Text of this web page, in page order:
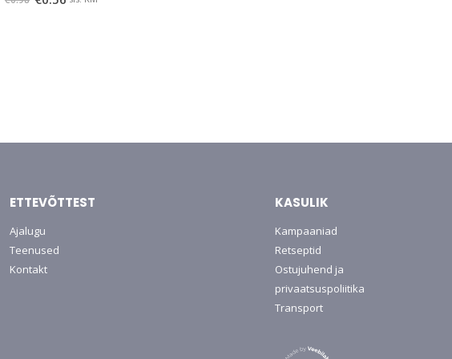
ETTEVÕTTEST
Ajalugu
Teenused
Kontakt
KASULIK
Kampaaniad
Retseptid
Ostujuhend ja
privaatsuspoliitika
Transport